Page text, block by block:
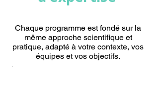
Chaque programme est fondé sur la
même approche scientifique et
pratique, adapté à votre contexte, vos
équipes et vos objectifs.